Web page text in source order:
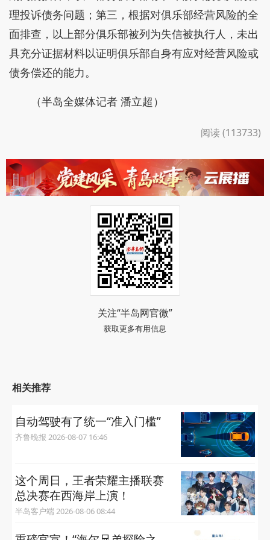
理投诉债务问题；第三，根据对俱乐部经营风险的全
面排查，以上部分俱乐部被列为失信被执行人，未出
具充分证据材料以证明俱乐部自身有应对经营风险或
债务偿还的能力。
（半岛全媒体记者 潘立超）
阅读 (113733)
关注“半岛网官微”
获取更多有用信息
相关推荐
自动驾驶有了统一“准入门槛”
齐鲁晚报 2026-08-07 16:46
这个周日，王者荣耀主播联赛
总决赛在西海岸上演！
半岛客户端 2026-08-06 08:44